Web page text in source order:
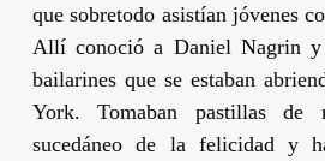
que sobretodo asistían jóvenes
Allí conoció a Daniel Nagrin y
bailarines que se estaban
York. Tomaban pastillas de
sucedáneo de la felicidad y